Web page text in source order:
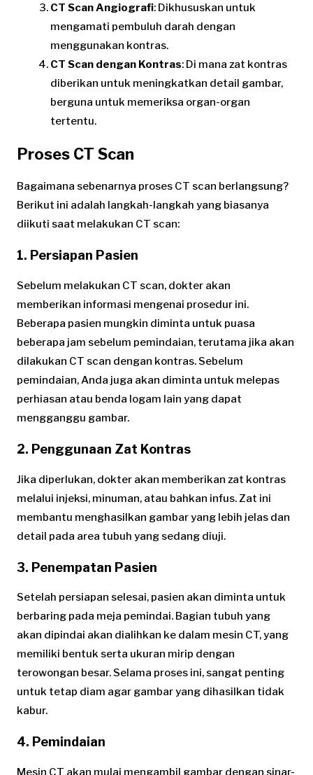
CT Scan Angiografi: Dikhususkan untuk
mengamati pembuluh darah dengan
menggunakan kontras.
CT Scan dengan Kontras: Di mana zat kontras
diberikan untuk meningkatkan detail gambar,
berguna untuk memeriksa organ-organ
tertentu.
Proses CT Scan
Bagaimana sebenarnya proses CT scan berlangsung?
Berikut ini adalah langkah-langkah yang biasanya
diikuti saat melakukan CT scan:
1. Persiapan Pasien
Sebelum melakukan CT scan, dokter akan
memberikan informasi mengenai prosedur ini.
Beberapa pasien mungkin diminta untuk puasa
beberapa jam sebelum pemindaian, terutama jika akan
dilakukan CT scan dengan kontras. Sebelum
pemindaian, Anda juga akan diminta untuk melepas
perhiasan atau benda logam lain yang dapat
mengganggu gambar.
2. Penggunaan Zat Kontras
Jika diperlukan, dokter akan memberikan zat kontras
melalui injeksi, minuman, atau bahkan infus. Zat ini
membantu menghasilkan gambar yang lebih jelas dan
detail pada area tubuh yang sedang diuji.
3. Penempatan Pasien
Setelah persiapan selesai, pasien akan diminta untuk
berbaring pada meja pemindai. Bagian tubuh yang
akan dipindai akan dialihkan ke dalam mesin CT, yang
memiliki bentuk serta ukuran mirip dengan
terowongan besar. Selama proses ini, sangat penting
untuk tetap diam agar gambar yang dihasilkan tidak
kabur.
4. Pemindaian